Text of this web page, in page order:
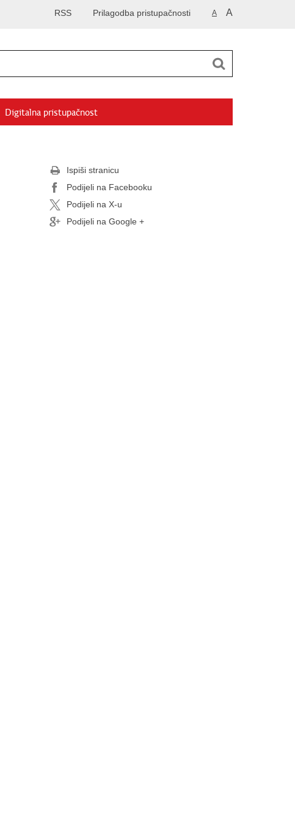
A A
Prilagodba pristupačnosti
RSS
Digitalna pristupačnost
Ispiši stranicu
Podijeli na Facebooku
Podijeli na X-u
Podijeli na Google +